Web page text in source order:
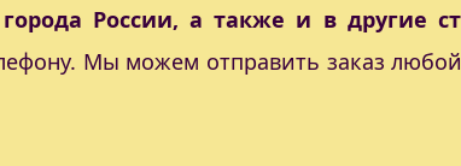
России, а также и в другие
Мы можем отправить заказ